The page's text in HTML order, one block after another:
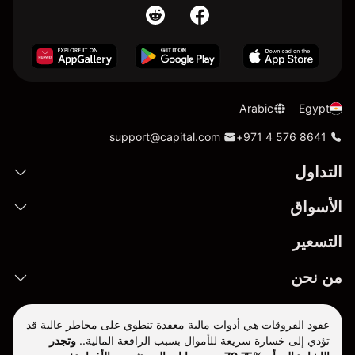
Egypt
Arabic
+971 4 576 8641
support@capital.com
التداول
الأسواق
التسعير
من نحن
عقود الفروقات هي أدوات مالية معقدة تنطوي على مخاطر عالية قد
تؤدي إلى خسارة سريعة للأموال بسبب الرافعة المالية.. وتجدر